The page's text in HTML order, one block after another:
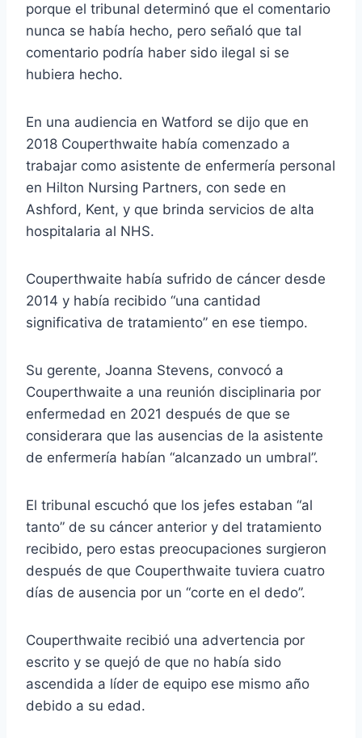
porque el tribunal determinó que el comentario
nunca se había hecho, pero señaló que tal
comentario podría haber sido ilegal si se
hubiera hecho.
En una audiencia en Watford se dijo que en
2018 Couperthwaite había comenzado a
trabajar como asistente de enfermería personal
en Hilton Nursing Partners, con sede en
Ashford, Kent, y que brinda servicios de alta
hospitalaria al NHS.
Couperthwaite había sufrido de cáncer desde
2014 y había recibido “una cantidad
significativa de tratamiento” en ese tiempo.
Su gerente, Joanna Stevens, convocó a
Couperthwaite a una reunión disciplinaria por
enfermedad en 2021 después de que se
considerara que las ausencias de la asistente
de enfermería habían “alcanzado un umbral”.
El tribunal escuchó que los jefes estaban “al
tanto” de su cáncer anterior y del tratamiento
recibido, pero estas preocupaciones surgieron
después de que Couperthwaite tuviera cuatro
días de ausencia por un “corte en el dedo”.
Couperthwaite recibió una advertencia por
escrito y se quejó de que no había sido
ascendida a líder de equipo ese mismo año
debido a su edad.